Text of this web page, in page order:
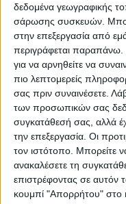
δεδομένα γεωγραφικής
σάρωσης συσκευών.
στην επεξεργασία από
περιγράφεται παραπάνω.
για να αρνηθείτε να
πιο λεπτομερείς
σας πριν συναινέσετε.
των προσωπικών σας
συγκατάθεσή σας, αλλά
την επεξεργασία. Οι
τον ιστότοπο. Μπορείτε
ανακαλέσετε τη
επιστρέφοντας σε αυτόν
κουμπί "Απορρήτου" στο